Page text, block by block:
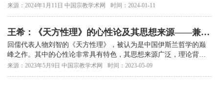
林教义学研究在后古典时代的一个重要转变
来源：2024年1月11日 中国宗教学术网 时间：2024-01-11
王希：《天方性理》的心性论及其思想来源——兼论
伊儒会通
回儒代表人物刘智的《天方性理》，被认为是中国伊斯兰哲学的巅
峰之作。其中的心性论非常具有特色，其思想来源广泛，理论背景
深厚
来源：2023年5月9日 中国宗教学术网 时间：2023-05-09